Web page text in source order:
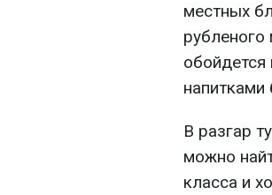
местных
рубленого
напитками
В разгар
можно
класса и